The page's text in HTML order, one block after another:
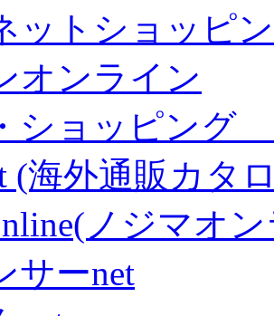
ットショッピ
オンライン
ショッピング
(海外通販カタ
ノジマオ
サーnet